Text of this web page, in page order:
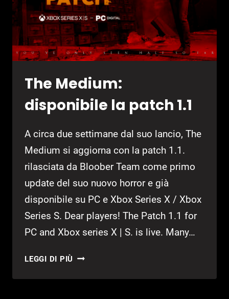
The Medium:
disponibile la patch 1.1
A circa due settimane dal suo lancio, The
Medium si aggiorna con la patch 1.1.
rilasciata da Bloober Team come primo
update del suo nuovo horror e già
disponibile su PC e Xbox Series X / Xbox
Series S. Dear players! The Patch 1.1 for
PC and Xbox series X | S. is live. Many…
LEGGI DI PIÙ THE
DISPONIBILE